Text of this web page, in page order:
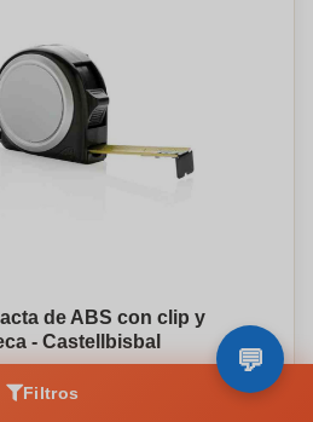
de ABS con clip y
- Castellbisbal
Filtros